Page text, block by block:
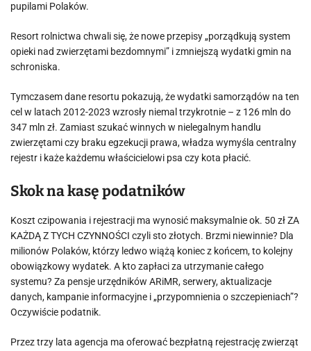
pupilami Polaków.
Resort rolnictwa chwali się, że nowe przepisy „porządkują system
opieki nad zwierzętami bezdomnymi” i zmniejszą wydatki gmin na
schroniska.
Tymczasem dane resortu pokazują, że wydatki samorządów na ten
cel w latach 2012-2023 wzrosły niemal trzykrotnie – z 126 mln do
347 mln zł. Zamiast szukać winnych w nielegalnym handlu
zwierzętami czy braku egzekucji prawa, władza wymyśla centralny
rejestr i każe każdemu właścicielowi psa czy kota płacić.
Skok na kasę podatników
Koszt czipowania i rejestracji ma wynosić maksymalnie ok. 50 zł ZA
KAŻDĄ Z TYCH CZYNNOŚCI czyli sto złotych. Brzmi niewinnie? Dla
milionów Polaków, którzy ledwo wiążą koniec z końcem, to kolejny
obowiązkowy wydatek. A kto zapłaci za utrzymanie całego
systemu? Za pensje urzędników ARiMR, serwery, aktualizacje
danych, kampanie informacyjne i „przypomnienia o szczepieniach”?
Oczywiście podatnik.
Przez trzy lata agencja ma oferować bezpłatną rejestrację zwierząt